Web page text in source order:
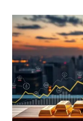
保
養
合
約
需
要
嗎？
延